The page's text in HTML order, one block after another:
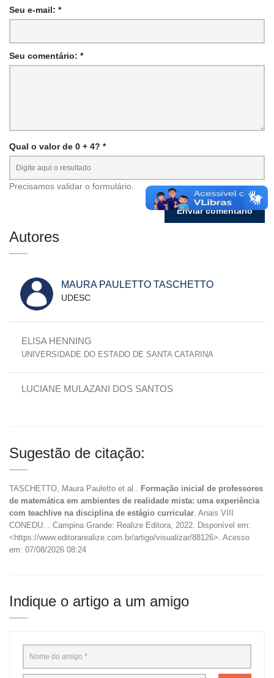
Seu e-mail: *
Seu comentário: *
Qual o valor de 0 + 4? *
Precisamos validar o formulário.
Autores
MAURA PAULETTO TASCHETTO
UDESC
ELISA HENNING
UNIVERSIDADE DO ESTADO DE SANTA CATARINA
LUCIANE MULAZANI DOS SANTOS
Sugestão de citação:
TASCHETTO, Maura Pauletto et al.. Formação inicial de professores
de matemática em ambientes de realidade mista: uma experiência
com teachlive na disciplina de estágio curricular . Anais VIII
CONEDU... Campina Grande: Realize Editora, 2022. Disponível em:
<https://www.editorarealize.com.br/artigo/visualizar/88126>. Acesso
em: 07/08/2026 08:24
Indique o artigo a um amigo